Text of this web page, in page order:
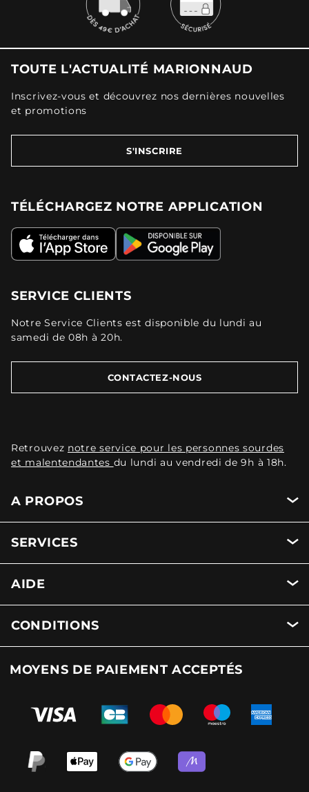
TOUTE L'ACTUALITÉ MARIONNAUD
Inscrivez-vous et découvrez nos dernières nouvelles
et promotions
S'INSCRIRE
TÉLÉCHARGEZ NOTRE APPLICATION
SERVICE CLIENTS
Notre Service Clients est disponible du lundi au
samedi de 08h à 20h.
CONTACTEZ-NOUS
Retrouvez notre service pour les personnes sourdes
et malentendantes du lundi au vendredi de 9h à 18h.
A PROPOS
SERVICES
AIDE
CONDITIONS
MOYENS DE PAIEMENT ACCEPTÉS